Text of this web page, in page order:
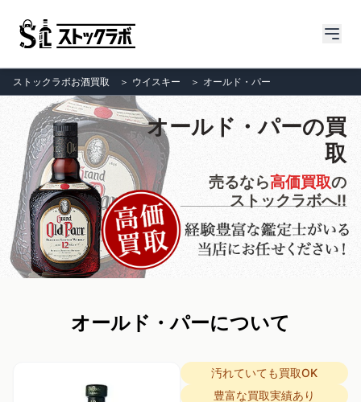
ストックラボお酒買取 ＞ ウイスキー ＞ オールド・パー
オールド・パーの買
取
売るなら高価買取の
ストックラボへ!!
オールド・パーについて
汚れていても買取OK
豊富な買取実績あり